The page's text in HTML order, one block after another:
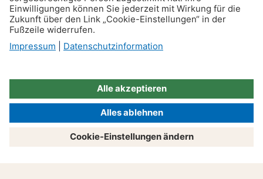
Reisen & Verkehr
Polizeikontrolle rechtlich zu
beachten ist